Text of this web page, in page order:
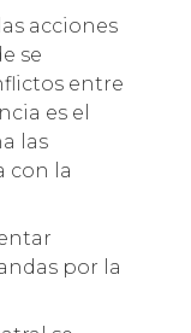
acciones
se
entre
es el
las
con la
por la